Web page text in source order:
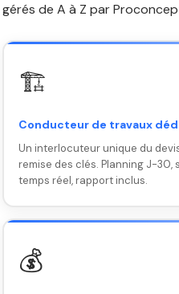
gérés de A à Z par
🏗️
Conducteur de travaux
Un interlocuteur unique du
remise des clés. Planning J-30,
temps réel, rapport inclus.
💰